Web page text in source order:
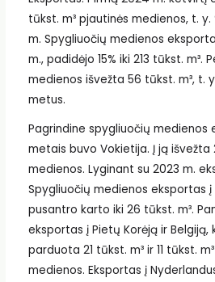
tūkst. m³ pjautinės medienos, t.
m. Spygliuočių medienos
m., padidėjo 15% iki 213 tūkst. m³.
medienos išvežta 56 tūkst. m³, t.
metus.
Pagrindine spygliuočių medienos
metais buvo Vokietija. Į ją išvežta
medienos. Lyginant su 2023 m.
Spygliuočių medienos eksportas
pusantro karto iki 26 tūkst. m³.
eksportas į Pietų Korėją ir Belgiją,
parduota 21 tūkst. m³ ir 11 tūkst.
medienos. Eksportas į